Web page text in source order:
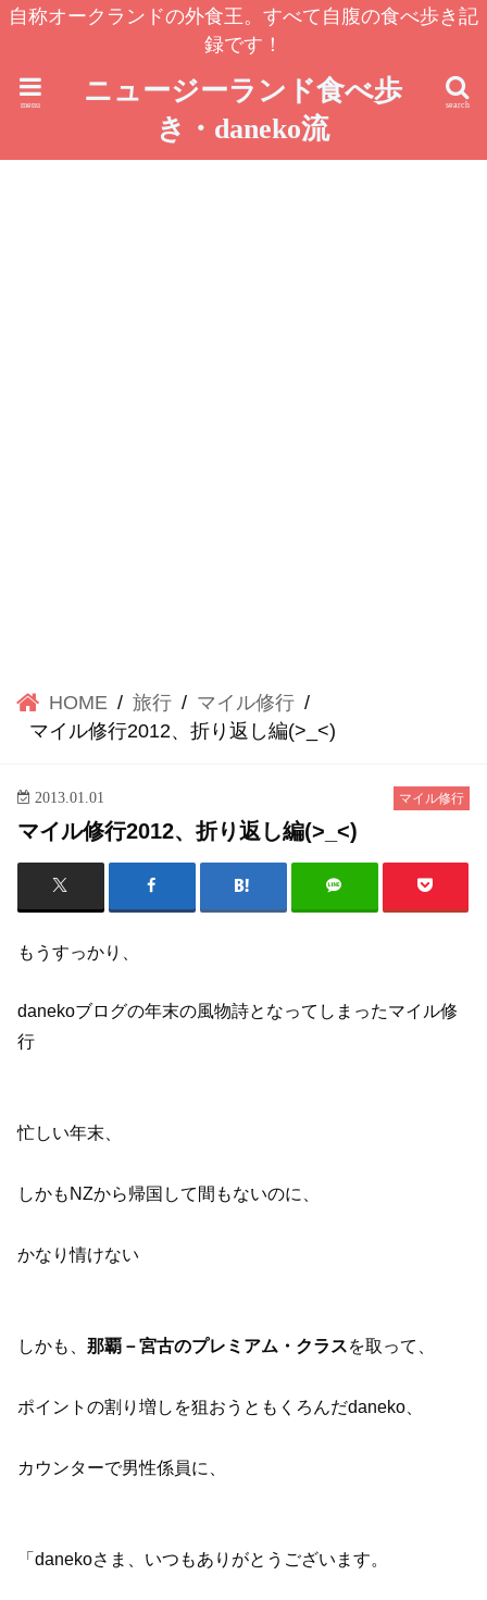
自称オークランドの外食王。すべて自腹の食べ歩き記
録です！
ニュージーランド食べ歩
き・daneko流
search
menu
HOME 旅行
マイル修行
マイル修行2012、折り返し編(>_<)
マイル修行
2013.01.01
マイル修行2012、折り返し編(>_<)
もうすっかり、
danekoブログの年末の風物詩となってしまったマイル修
行
忙しい年末、
しかもNZから帰国して間もないのに、
かなり情けない
しかも、那覇－宮古のプレミアム・クラスを取って、
ポイントの割り増しを狙おうともくろんだdaneko、
カウンターで男性係員に、
「danekoさま、いつもありがとうございます。